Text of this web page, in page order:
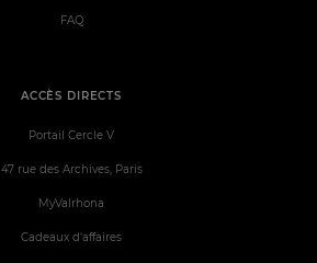
ACCÈS DIRECTS
Portail Cercle V
47 rue des Archives, Paris
MyValrhona
Cadeaux d'affaires
FAQ